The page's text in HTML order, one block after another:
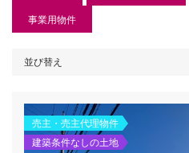
事業用物件
並び替え
売主・売主代理物件
建築条件なしの土地
top-